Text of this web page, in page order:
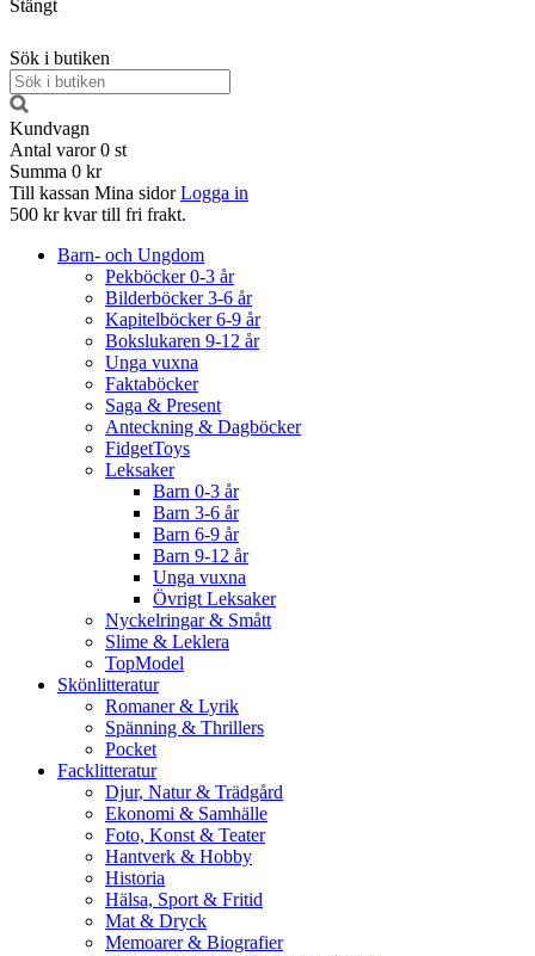
Stängt
Sök i butiken
Kundvagn
Antal varor 0 st
Summa 0 kr
Till kassan Mina sidor Logga in
500 kr kvar till fri frakt.
Barn- och Ungdom
Pekböcker 0-3 år
Bilderböcker 3-6 år
Kapitelböcker 6-9 år
Bokslukaren 9-12 år
Unga vuxna
Faktaböcker
Saga & Present
Anteckning & Dagböcker
FidgetToys
Leksaker
Barn 0-3 år
Barn 3-6 år
Barn 6-9 år
Barn 9-12 år
Unga vuxna
Övrigt Leksaker
Nyckelringar & Smått
Slime & Leklera
TopModel
Skönlitteratur
Romaner & Lyrik
Spänning & Thrillers
Pocket
Facklitteratur
Djur, Natur & Trädgård
Ekonomi & Samhälle
Foto, Konst & Teater
Hantverk & Hobby
Historia
Hälsa, Sport & Fritid
Mat & Dryck
Memoarer & Biografier